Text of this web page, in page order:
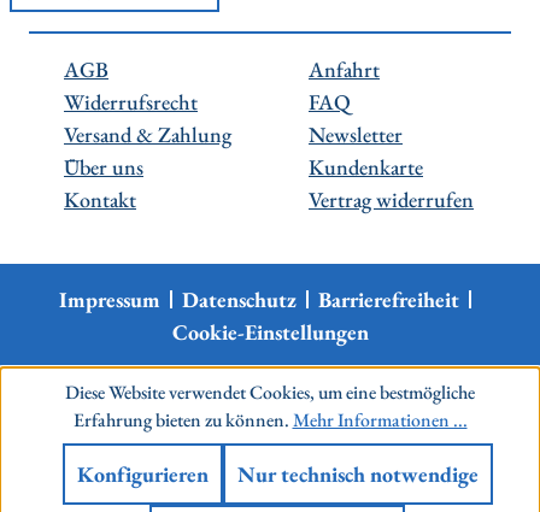
AGB
Widerrufsrecht
Versand & Zahlung
Über uns
Kontakt
Anfahrt
FAQ
Newsletter
Kundenkarte
Vertrag widerrufen
Impressum Datenschutz
Barrierefreiheit
Cookie-Einstellungen
Diese Website verwendet Cookies, um eine bestmögliche
Erfahrung bieten zu können.Mehr Informationen ...
Nur technisch notwendige
Konfigurieren